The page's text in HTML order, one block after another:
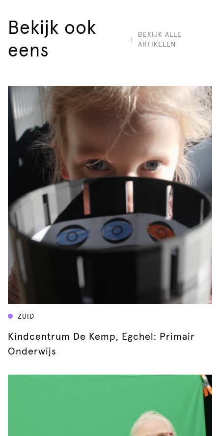
Bekijk ook
eens
BEKIJK ALLE
ARTIKELEN
ZUID
Kindcentrum De Kemp, Egchel: Primair
Onderwijs